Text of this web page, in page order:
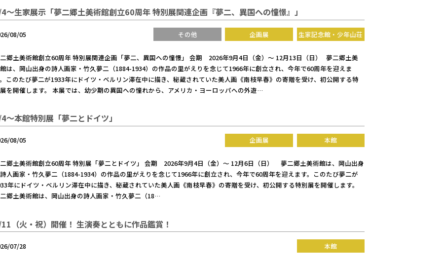
～生家展示「夢二郷土美術館創立60周年 特別展関連企画『夢二、異国への憧憬』」
08/05 生家記念館・少年山荘
企画展
その他
郷土美術館創立60周年 特別展関連企画「夢二、異国への憧憬」 会期 2026年9月4日（金）～ 12月13日（日） 夢二郷土美
は、岡山出身の詩人画家・竹久夢二（1884-1934）の作品の里がえりを念じて1966年に創立され、今年で60周年を迎えま
このたび夢二が1933年にドイツ・ベルリン滞在中に描き、秘蔵されていた美人画《南枝早春》の寄贈を受け、初公開する特
を開催します。 本展では、幼少期の異国への憧れから、アメリカ・ヨーロッパへの外遊…
～本館特別展「夢二とドイツ」
08/05 本館
企画展
郷土美術館創立60周年 特別展「夢二とドイツ」 会期 2026年9月4日（金）～ 12月6日（日） 夢二郷土美術館は、岡山出身
人画家・竹久夢二（1884-1934）の作品の里がえりを念じて1966年に創立され、今年で60周年を迎えます。このたび夢二が
年にドイツ・ベルリン滞在中に描き、秘蔵されていた美人画《南枝早春》の寄贈を受け、初公開する特別展を開催します。
郷土美術館は、岡山出身の詩人画家・竹久夢二（18…
（火・祝）開催！ 生演奏とともに作品鑑賞！
07/28 本館